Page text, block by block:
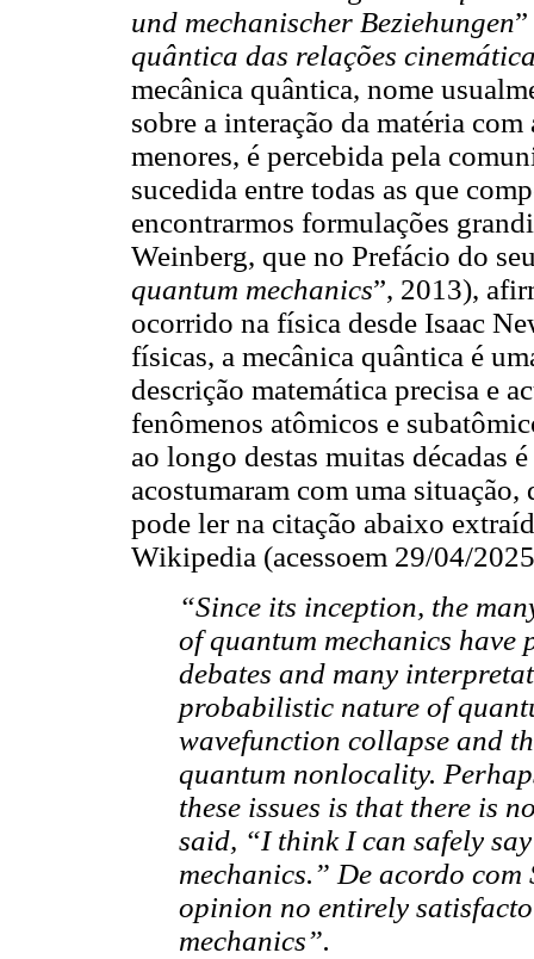
und mechanischer Beziehungen
quântica das relações
mecânica quântica, nome
sobre a interação da matéria
menores, é percebida pela
sucedida entre todas as que
encontrarmos formulações
Weinberg, que no Prefácio do
quantum mechanics”, 2013),
ocorrido na física desde Isaac
físicas, a mecânica quântica é
descrição matemática precisa e
fenômenos atômicos e
ao longo destas muitas décadas
acostumaram com uma
pode ler na citação abaixo
Wikipedia (acessoem 29/04/
“Since its inception, the
of quantum mechanics
debates and many
probabilistic nature of
wavefunction collapse and
quantum nonlocality.
these issues is that there is
said, “I think I can safely
mechanics.” De acordo com
opinion no entirely
mechanics”.